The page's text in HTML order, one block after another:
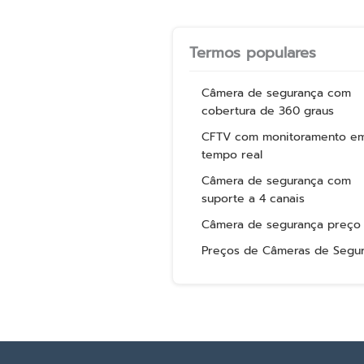
Termos populares
Câmera de segurança com
cobertura de 360 graus
CFTV com monitoramento
tempo real
Câmera de segurança com
suporte a 4 canais
Câmera de segurança preço
Preços de Câmeras de